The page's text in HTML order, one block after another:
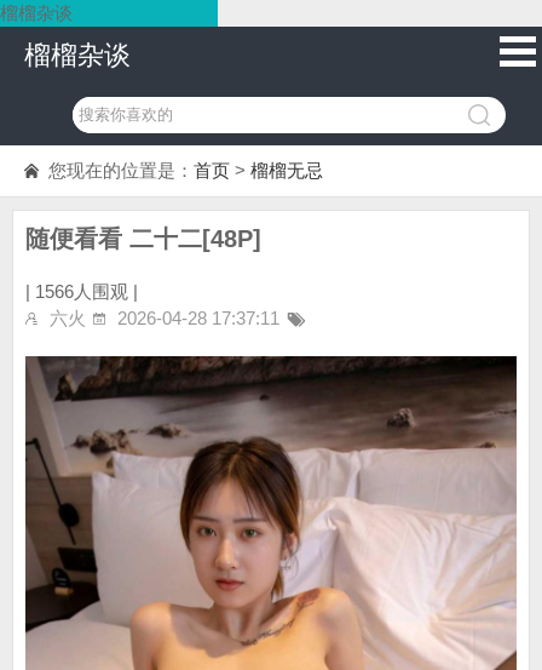
榴榴杂谈
榴榴杂谈
您现在的位置是： 首页 > 榴榴无忌
随便看看 二十二[48P]
| 1566人围观 |
六火
2026-04-28 17:37:11